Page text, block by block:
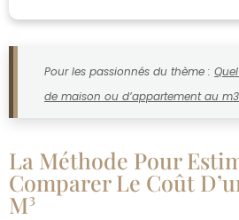
Pour les passionnés du thème :
de maison ou d’appartement au
La Méthode Pour
Comparer Le Coût
M³